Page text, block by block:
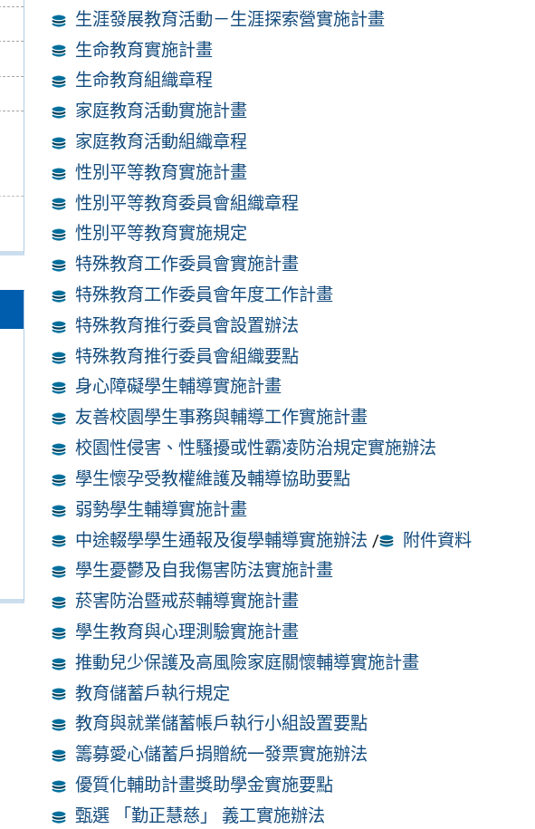
生涯發展教育活動－生涯探索營實施計畫
生命教育實施計畫
生命教育組織章程
家庭教育活動實施計畫
家庭教育活動組織章程
性別平等教育實施計畫
性別平等教育委員會組織章程
性別平等教育實施規定
特殊教育工作委員會實施計畫
特殊教育工作委員會年度工作計畫
特殊教育推行委員會設置辦法
特殊教育推行委員會組織要點
身心障礙學生輔導實施計畫
友善校園學生事務與輔導工作實施計畫
校園性侵害、性騷擾或性霸凌防治規定實施辦法
學生懷孕受教權維護及輔導協助要點
弱勢學生輔導實施計畫
中途輟學學生通報及復學輔導實施辦法 /
附件資料
學生憂鬱及自我傷害防法實施計畫
菸害防治暨戒菸輔導實施計畫
學生教育與心理測驗實施計畫
推動兒少保護及高風險家庭關懷輔導實施計畫
教育儲蓄戶執行規定
教育與就業儲蓄帳戶執行小組設置要點
籌募愛心儲蓄戶捐贈統一發票實施辦法
優質化輔助計畫獎助學金實施要點
甄選 「勤正慧慈」 義工實施辦法